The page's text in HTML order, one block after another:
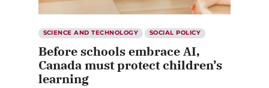
SCIENCE AND TECHNOLOGY SOCIAL POLICY
Before schools embrace AI,
Canada must protect children’s
learning